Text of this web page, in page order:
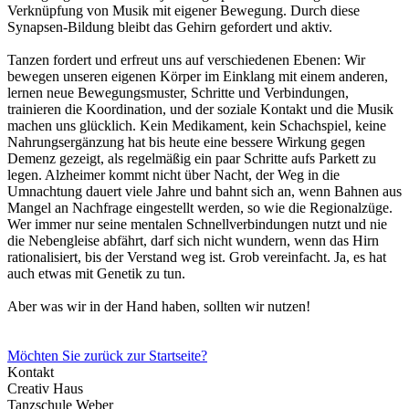
Verknüpfung von Musik mit eigener Bewegung. Durch diese
Synapsen-Bildung bleibt das Gehirn gefordert und aktiv.
Tanzen fordert und erfreut uns auf verschiedenen Ebenen: Wir
bewegen unseren eigenen Körper im Einklang mit einem anderen,
lernen neue Bewegungsmuster, Schritte und Verbindungen,
trainieren die Koordination, und der soziale Kontakt und die Musik
machen uns glücklich. Kein Medikament, kein Schachspiel, keine
Nahrungsergänzung hat bis heute eine bessere Wirkung gegen
Demenz gezeigt, als regelmäßig ein paar Schritte aufs Parkett zu
legen. Alzheimer kommt nicht über Nacht, der Weg in die
Umnachtung dauert viele Jahre und bahnt sich an, wenn Bahnen aus
Mangel an Nachfrage eingestellt werden, so wie die Regionalzüge.
Wer immer nur seine mentalen Schnellverbindungen nutzt und nie
die Nebengleise abfährt, darf sich nicht wundern, wenn das Hirn
rationalisiert, bis der Verstand weg ist. Grob vereinfacht. Ja, es hat
auch etwas mit Genetik zu tun.
Aber was wir in der Hand haben, sollten wir nutzen!
Möchten Sie zurück zur Startseite?
Kontakt
Creativ Haus
Tanzschule Weber